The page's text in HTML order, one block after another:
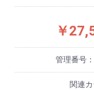
￥
管理番号：
関連